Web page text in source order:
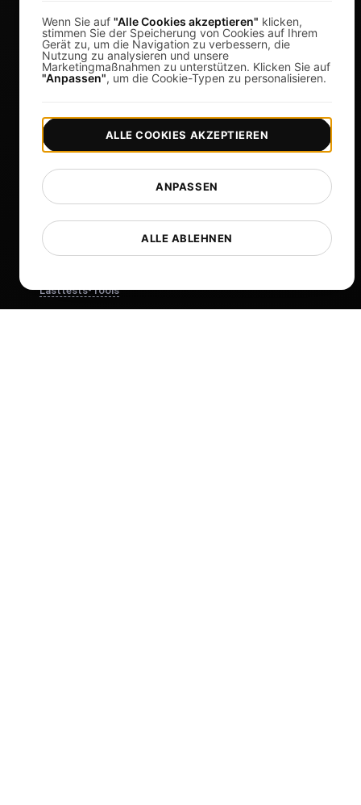
Locust Alternative
Taurus Alternative
Apache JMeter Alternative
Hilfe
Glossar
Was gibt's Neues?
Lasttests-Tools
Wenn Sie auf "Alle Cookies akzeptieren" klicken,
stimmen Sie der Speicherung von Cookies auf Ihrem
Gerät zu, um die Navigation zu verbessern, die
Nutzung zu analysieren und unsere
Marketingmaßnahmen zu unterstützen. Klicken Sie auf
"Anpassen", um die Cookie-Typen zu personalisieren.
ALLE ABLEHNEN
ANPASSEN
ALLE COOKIES AKZEPTIEREN